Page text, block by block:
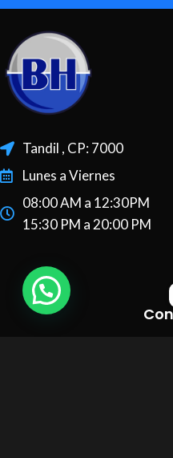
Tandil , CP: 7000
Lunes a Viernes
08:00 AM a 12:30PM
15:30 PM a 20:00 PM